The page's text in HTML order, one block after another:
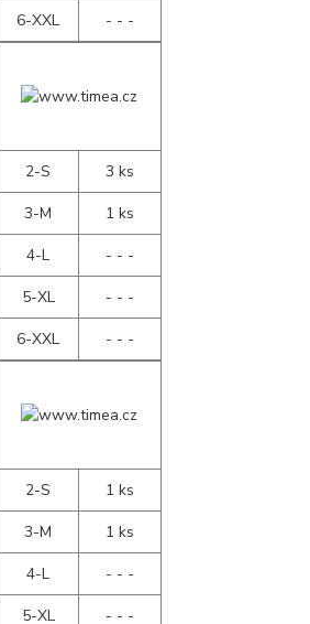
6-XXL
- - -
2-S
3 ks
3-M
1 ks
4-L
- - -
5-XL
- - -
6-XXL
- - -
2-S
1 ks
3-M
1 ks
4-L
- - -
5-XL
- - -